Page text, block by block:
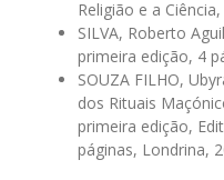
Religião e a
SILVA, Roberto
primeira edição, 4
SOUZA FILHO,
dos Rituais
primeira edição,
páginas, Londrina,